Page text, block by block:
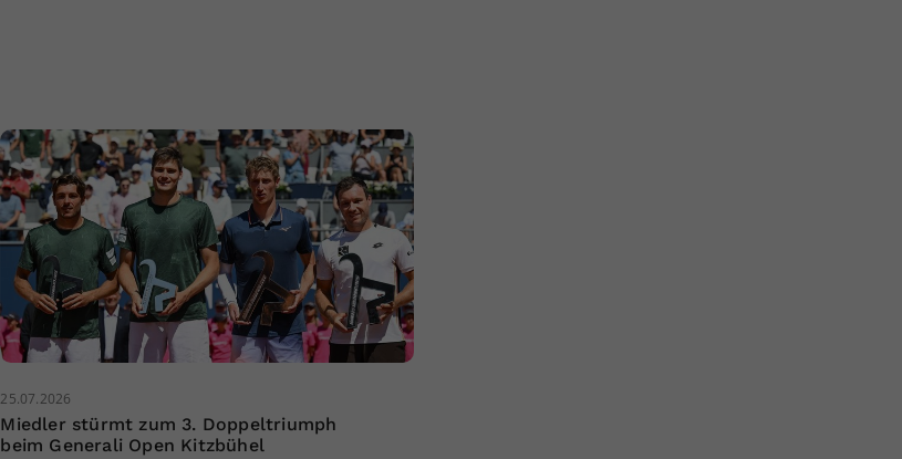
25.07.2026
Miedler stürmt zum 3. Doppeltriumph
beim Generali Open Kitzbühel